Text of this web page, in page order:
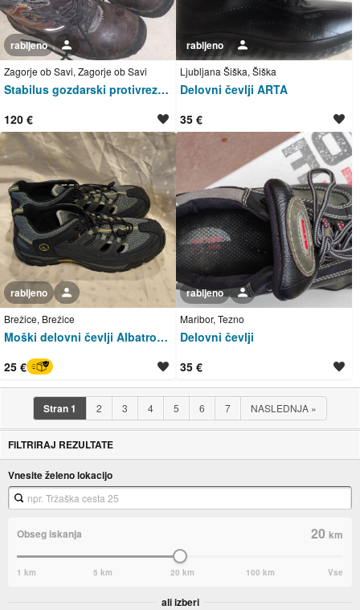
Stabilus gozdarski protivrezni čevlji
Zagorje ob Savi, Zagorje ob Savi
rabljeno
120 €
Delovni čevlji ARTA
Ljubljana Šiška, Šiška
rabljeno
35 €
Moški delovni čevlji Albatros, vel. 47
Brežice, Brežice
rabljeno
25 €
Delovni čevlji
Maribor, Tezno
rabljeno
35 €
Stran1 2 3 4 5 6 7 NASLEDNJA »
FILTRIRAJ REZULTATE
Vnesite želeno lokacijo
Obseg iskanja 20km
1 km 5 km 20 km 100 km Vse
ali izberi